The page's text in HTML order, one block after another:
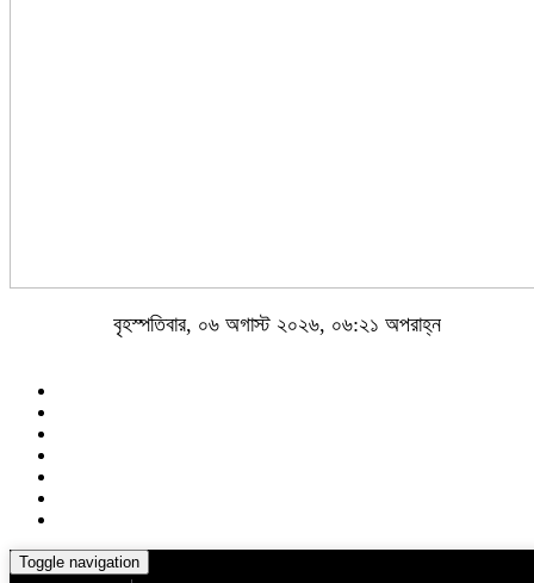
বৃহস্পতিবার, ০৬ অগাস্ট ২০২৬, ০৬:২১ অপরাহ্ন
Toggle navigation